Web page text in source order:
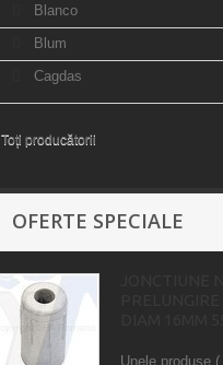
Blanco
Blum
Cagdas
Toți producătorii
OFERTE SPECIALE
Unele produse